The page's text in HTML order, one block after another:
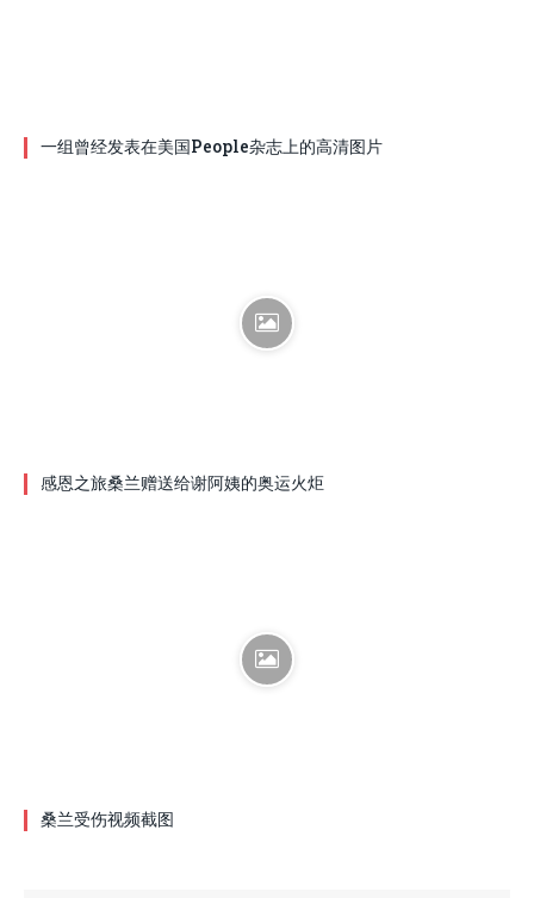
一组曾经发表在美国People杂志上的高清图片
感恩之旅桑兰赠送给谢阿姨的奥运火炬
桑兰受伤视频截图